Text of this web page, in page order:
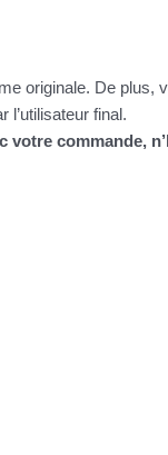
originale. De plus,
final.
commande,